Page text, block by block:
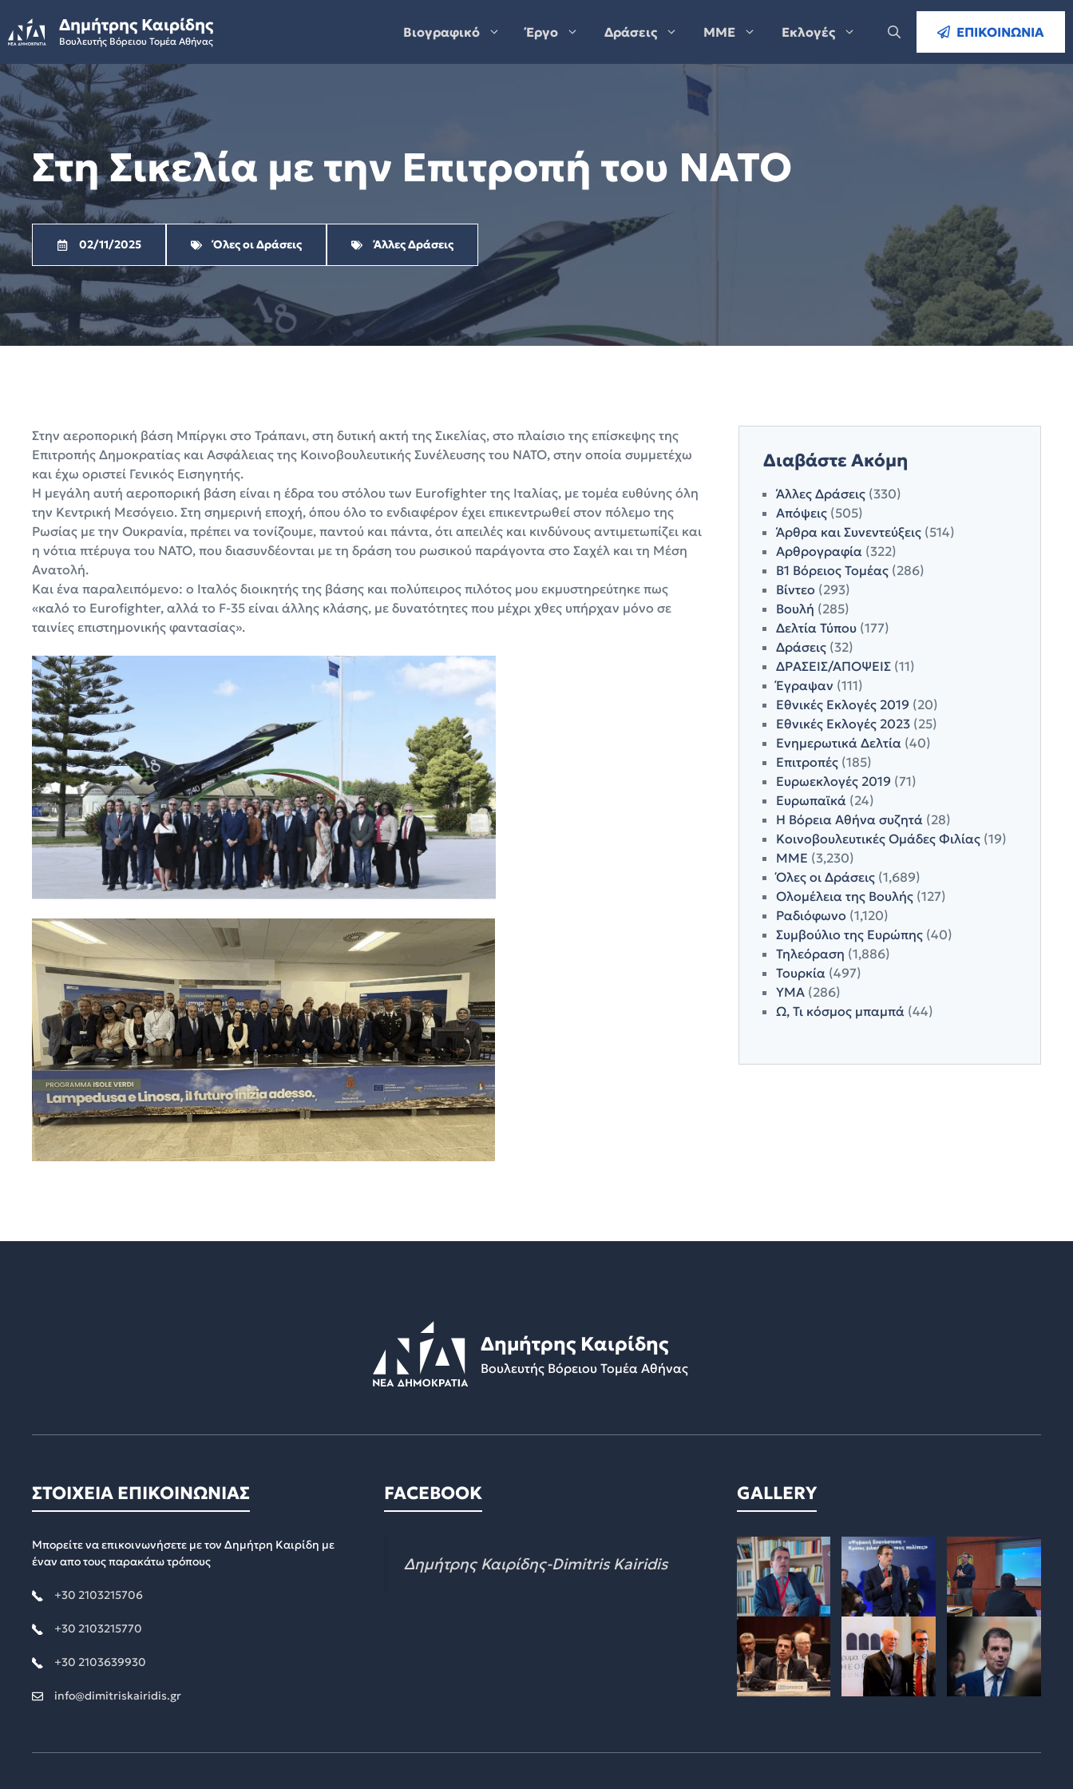
to
content
Δημήτρης Καιρίδης
Βουλευτής Βόρειου Τομέα Αθήνας
Βιογραφικό Έργο Δράσεις ΜΜΕ Εκλογές ΕΠΙΚΟΙΝΩΝΙΑ
Στη Σικελία με την Επιτροπή του ΝΑΤΟ
02/11/2025 Όλες οι Δράσεις Άλλες Δράσεις
Στην αεροπορική βάση Μπίργκι στο Τράπανι, στη δυτική ακτή της Σικελίας, στο πλαίσιο της επίσκεψης της
Επιτροπής Δημοκρατίας και Ασφάλειας της Κοινοβουλευτικής Συνέλευσης του ΝΑΤΟ, στην οποία συμμετέχω
και έχω οριστεί Γενικός Εισηγητής.
Η μεγάλη αυτή αεροπορική βάση είναι η έδρα του στόλου των Eurofighter της Ιταλίας, με τομέα ευθύνης όλη
την Κεντρική Μεσόγειο. Στη σημερινή εποχή, όπου όλο το ενδιαφέρον έχει επικεντρωθεί στον πόλεμο της
Ρωσίας με την Ουκρανία, πρέπει να τονίζουμε, παντού και πάντα, ότι απειλές και κινδύνους αντιμετωπίζει και
η νότια πτέρυγα του ΝΑΤΟ, που διασυνδέονται με τη δράση του ρωσικού παράγοντα στο Σαχέλ και τη Μέση
Ανατολή.
Και ένα παραλειπόμενο: ο Ιταλός διοικητής της βάσης και πολύπειρος πιλότος μου εκμυστηρεύτηκε πως
«καλό το Eurofighter, αλλά το F-35 είναι άλλης κλάσης, με δυνατότητες που μέχρι χθες υπήρχαν μόνο σε
ταινίες επιστημονικής φαντασίας».
Διαβάστε Ακόμη
Άλλες Δράσεις(330)
Απόψεις(505)
Άρθρα και Συνεντεύξεις(514)
Αρθρογραφία(322)
Β1 Βόρειος Τομέας(286)
Βίντεο (293)
Βουλή (285)
Δελτία Τύπου(177)
Δράσεις(32)
ΔΡΑΣΕΙΣ/ΑΠΟΨΕΙΣ(11)
Έγραψαν (111)
Εθνικές Εκλογές 2019 (20)
Εθνικές Εκλογές 2023(25)
Ενημερωτικά Δελτία(40)
Επιτροπές(185)
Ευρωεκλογές 2019 (71)
Ευρωπαϊκά(24)
Η Βόρεια Αθήνα συζητά(28)
Κοινοβουλευτικές Ομάδες Φιλίας(19)
ΜΜΕ (3,230)
Όλες οι Δράσεις(1,689)
Ολομέλεια της Βουλής(127)
Ραδιόφωνο (1,120)
Συμβούλιο της Ευρώπης(40)
Τηλεόραση (1,886)
Τουρκία(497)
ΥΜΑ(286)
Ω, Τι κόσμος μπαμπά(44)
Δημήτρης Καιρίδης
Βουλευτής Βόρειου Τομέα Αθήνας
ΣΤΟΙΧΕΙΑ ΕΠΙΚΟΙΝΩΝΙΑΣ
Μπορείτε να επικοινωνήσετε με τον Δημήτρη Καιρίδη με
έναν απο τους παρακάτω τρόπους
+30 2103215706
+30 2103215770
+30 2103639930
info@dimitriskairidis.gr
FACEBOOK
Δημήτρης Καιρίδης-Dimitris Kairidis
GALLERY